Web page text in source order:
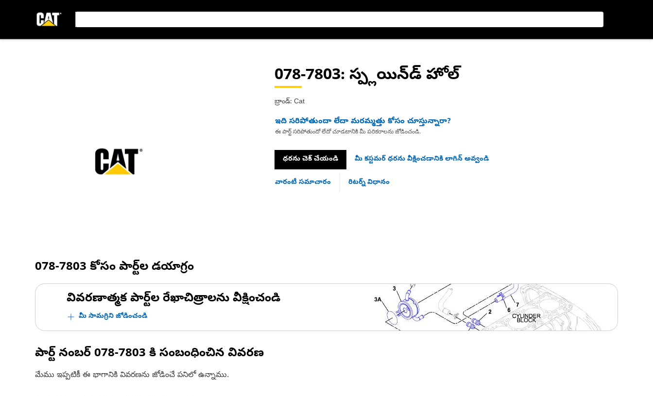
078-7803: స్ప్లయిన్‌డ్ హోల్
బ్రాండ్: Cat
ఇది సరిపోతుందా లేదా మరమ్మత్తు కోసం చూస్తున్నారా?
ఈ పార్ట్ సరిపోతుందో లేదో చూడటానికి మీ పరికరాలను జోడించండి.
ధరను చెక్ చేయండి మీ కస్టమర్ ధరను వీక్షించడానికి లాగిన్ అవ్వండి
వారంటీ సమాచారం రిటర్న్ విధానం
078-7803 కోసం పార్ట్‌ల డయాగ్రం
వివరణాత్మక పార్ట్‌ల రేఖాచిత్రాలను వీక్షించండి
మీ సామగ్రిని జోడించండి
పార్ట్ నంబర్ 078-7803 కి సంబంధించిన వివరణ
మేము ఇప్పటికీ ఈ భాగానికి వివరణను జోడించే పనిలో ఉన్నాము.